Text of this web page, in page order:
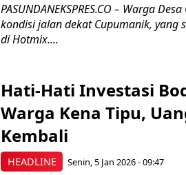
PASUNDANEKSPRES.CO – Warga
kondisi jalan dekat Cupumanik, yang
di Hotmix....
HEADLINE
Hati-Hati Investasi
Warga Kena Tipu,
Kembali
Senin, 5 Jan 2026 - 09:47